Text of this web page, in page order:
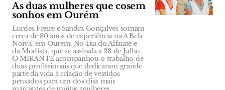
As duas mulheres que cosem
sonhos em Ourém
Lurdes Freire e Sandra Gonçalves somam
cerca de 80 anos de experiência na A Bela
Noiva, em Ourém. No Dia do Alfaiate e
da Modista, que se assinala a 23 de Julho,
O MIRANTE acompanhou o trabalho de
duas profissionais que dedicaram grande
parte da vida à criação de vestidos
pensados para um dos dias mais